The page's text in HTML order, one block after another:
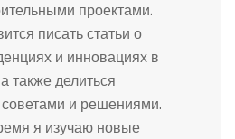
проектами.
писать статьи о
и инновациях в
также делиться
советами и решениями.
я изучаю новые